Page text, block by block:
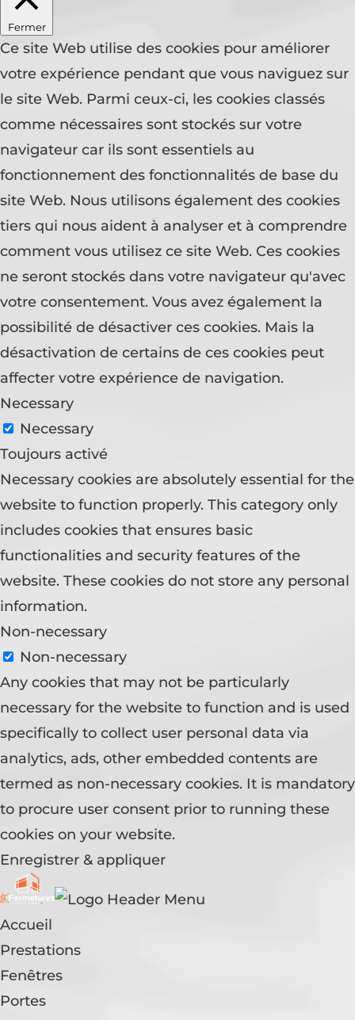
Fermer
Ce site Web utilise des cookies pour améliorer
votre expérience pendant que vous naviguez sur
le site Web. Parmi ceux-ci, les cookies classés
comme nécessaires sont stockés sur votre
navigateur car ils sont essentiels au
fonctionnement des fonctionnalités de base du
site Web. Nous utilisons également des cookies
tiers qui nous aident à analyser et à comprendre
comment vous utilisez ce site Web. Ces cookies
ne seront stockés dans votre navigateur qu'avec
votre consentement. Vous avez également la
possibilité de désactiver ces cookies. Mais la
désactivation de certains de ces cookies peut
affecter votre expérience de navigation.
Necessary
Necessary
Toujours activé
Necessary cookies are absolutely essential for the
website to function properly. This category only
includes cookies that ensures basic
functionalities and security features of the
website. These cookies do not store any personal
information.
Non-necessary
Non-necessary
Any cookies that may not be particularly
necessary for the website to function and is used
specifically to collect user personal data via
analytics, ads, other embedded contents are
termed as non-necessary cookies. It is mandatory
to procure user consent prior to running these
cookies on your website.
Enregistrer & appliquer
Accueil
Prestations
Fenêtres
Portes